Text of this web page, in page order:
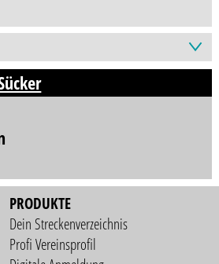
PRODUKTE
Dein Streckenverzeichnis
Profi Vereinsprofil